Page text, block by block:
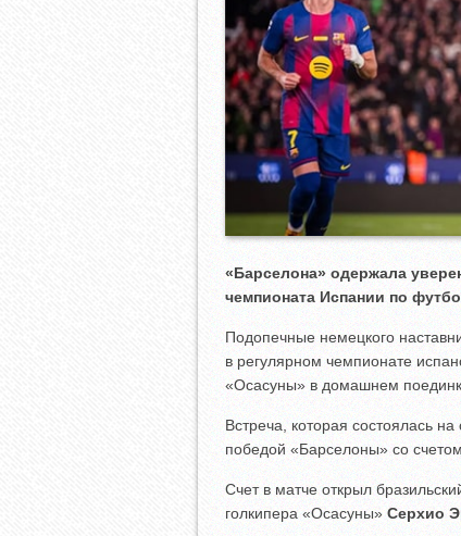
«Барселона» одержала
чемпионата Испании по
Подопечные немецкого
в регулярном чемпионате
«Осасуны» в домашнем
Встреча, которая состоялась
победой «Барселоны» со счетом
Счет в матче открыл
голкипера «Осасуны» Серхио